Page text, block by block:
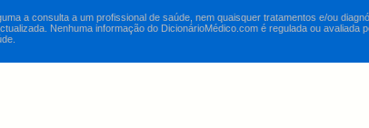
a consulta a um profissional de saúde, nem quaisquer tratamentos e/ou
Nenhuma informação do DicionárioMédico.com é regulada ou